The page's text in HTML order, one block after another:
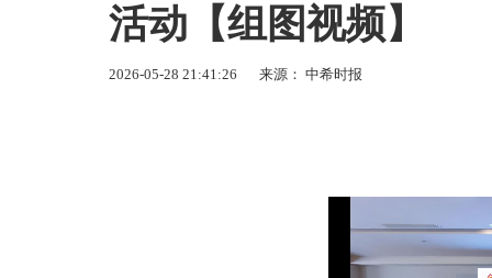
活动【组图视频】
2026-05-28 21:41:26 来源： 中希时报